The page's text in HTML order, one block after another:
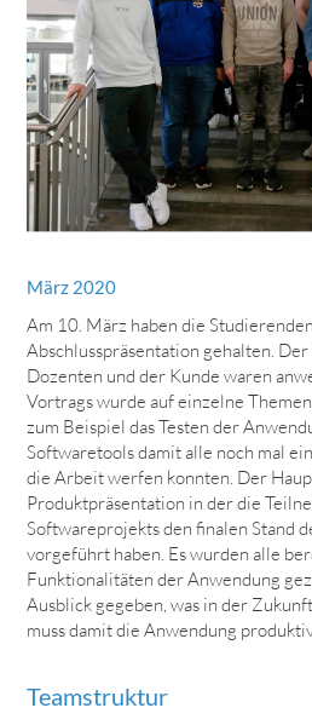
März 2020
Am 10. März haben die
Abschlusspräsentation gehalten.
Dozenten und der Kunde waren
Vortrags wurde auf einzelne
zum Beispiel das Testen der
Softwaretools damit alle noch mal
die Arbeit werfen konnten. Der
Produktpräsentation in der die
Softwareprojekts den finalen Stand
vorgeführt haben. Es wurden alle
Funktionalitäten der Anwendung
Ausblick gegeben, was in der
muss damit die Anwendung
Teamstruktur